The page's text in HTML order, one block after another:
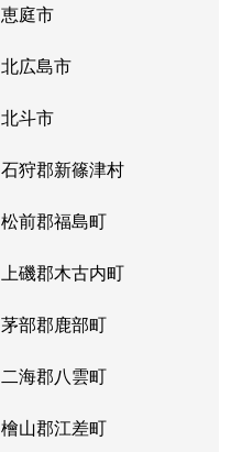
恵庭市
北広島市
北斗市
石狩郡新篠津村
松前郡福島町
上磯郡木古内町
茅部郡鹿部町
二海郡八雲町
檜山郡江差町